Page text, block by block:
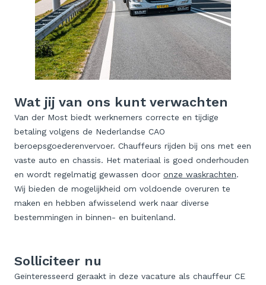
Wat jij van ons kunt verwachten
Van der Most biedt werknemers correcte en tijdige
betaling volgens de Nederlandse CAO
beroepsgoederenvervoer. Chauffeurs rijden bij ons met een
vaste auto en chassis. Het materiaal is goed onderhouden
en wordt regelmatig gewassen door onze waskrachten.
Wij bieden de mogelijkheid om voldoende overuren te
maken en hebben afwisselend werk naar diverse
bestemmingen in binnen- en buitenland.
Solliciteer nu
Geïnteresseerd geraakt in deze vacature als chauffeur CE